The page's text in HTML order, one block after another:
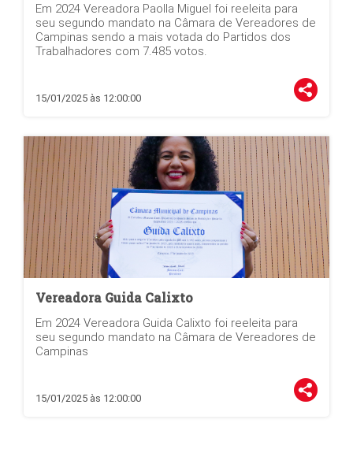
Em 2024 Vereadora Paolla Miguel foi reeleita para
seu segundo mandato na Câmara de Vereadores de
Campinas sendo a mais votada do Partidos dos
Trabalhadores com 7.485 votos.
15/01/2025 às 12:00:00
Vereadora Guida Calixto
Em 2024 Vereadora Guida Calixto foi reeleita para
seu segundo mandato na Câmara de Vereadores de
Campinas
15/01/2025 às 12:00:00